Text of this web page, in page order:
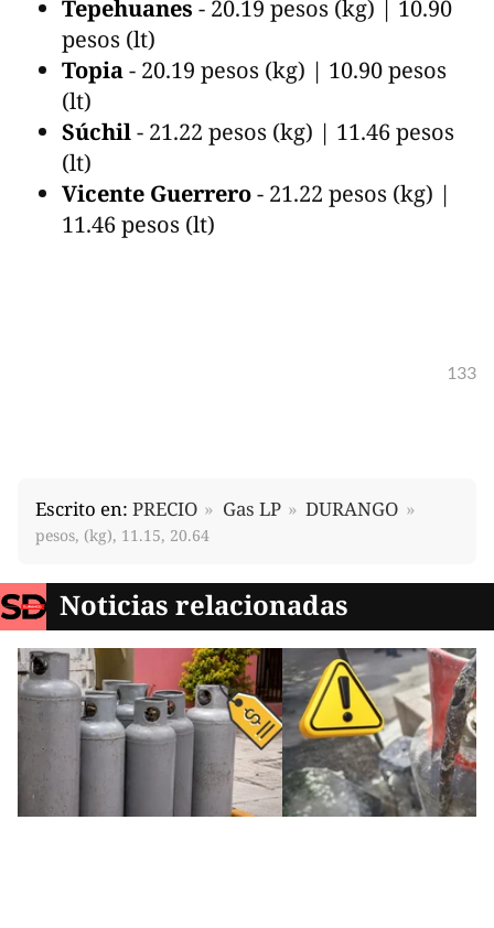
Tepehuanes - 20.19 pesos (kg) | 10.90
pesos (lt)
Topia- 20.19 pesos (kg) | 10.90 pesos
(lt)
Súchil- 21.22 pesos (kg) | 11.46 pesos
(lt)
Vicente Guerrero- 21.22 pesos (kg) |
11.46 pesos (lt)
133
Escrito en: PRECIO Gas LP DURANGO
pesos, (kg), 11.15, 20.64
Noticias relacionadas